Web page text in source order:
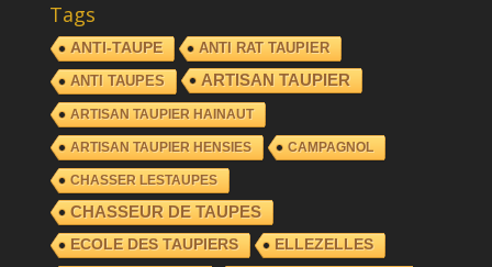
Tags
ANTI-TAUPE
ANTI RAT TAUPIER
ANTI TAUPES
ARTISAN TAUPIER
ARTISAN TAUPIER HAINAUT
ARTISAN TAUPIER HENSIES CAMPAGNOL
CHASSER LESTAUPES
CHASSEUR DE TAUPES
ECOLE DES TAUPIERS ELLEZELLES